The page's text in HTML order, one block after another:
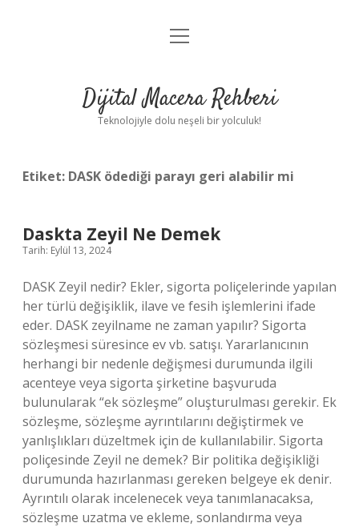
Anasayfa
Yasal Uyarı
menüyü
Dijital Macera Rehberi
Teknolojiyle dolu neşeli bir yolculuk!
Etiket: DASK ödediği parayı geri alabilir mi
Daskta Zeyil Ne Demek
Tarih: Eylül 13, 2024
DASK Zeyil nedir? Ekler, sigorta poliçelerinde yapılan
her türlü değişiklik, ilave ve fesih işlemlerini ifade
eder. DASK zeyilname ne zaman yapılır? Sigorta
sözleşmesi süresince ev vb. satışı. Yararlanıcının
herhangi bir nedenle değişmesi durumunda ilgili
acenteye veya sigorta şirketine başvuruda
bulunularak “ek sözleşme” oluşturulması gerekir. Ek
sözleşme, sözleşme ayrıntılarını değiştirmek ve
yanlışlıkları düzeltmek için de kullanılabilir. Sigorta
poliçesinde Zeyil ne demek? Bir politika değişikliği
durumunda hazırlanması gereken belgeye ek denir.
Ayrıntılı olarak incelenecek veya tanımlanacaksa,
sözleşme uzatma ve ekleme, sonlandırma veya